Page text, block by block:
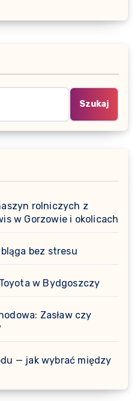
Szukaj
rolniczych z
w Gorzowie i okolicach
bez stresu
w Bydgoszczy
Zasław czy
— jak wybrać między